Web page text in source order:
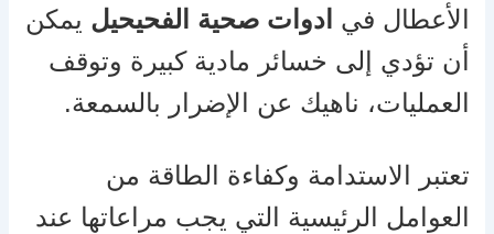
الأعطال في ادوات صحية الفحيحيل يمكن
أن تؤدي إلى خسائر مادية كبيرة وتوقف
العمليات، ناهيك عن الإضرار بالسمعة.
تعتبر الاستدامة وكفاءة الطاقة من
العوامل الرئيسية التي يجب مراعاتها عند